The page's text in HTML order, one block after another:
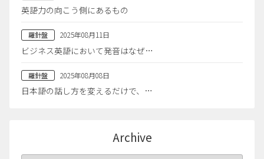
英語力の向こう側にあるもの
羅針盤 2025年08月11日
ビジネス英語において発音はなぜ…
羅針盤 2025年08月08日
日本語の話し方を変えるだけで、…
Archive